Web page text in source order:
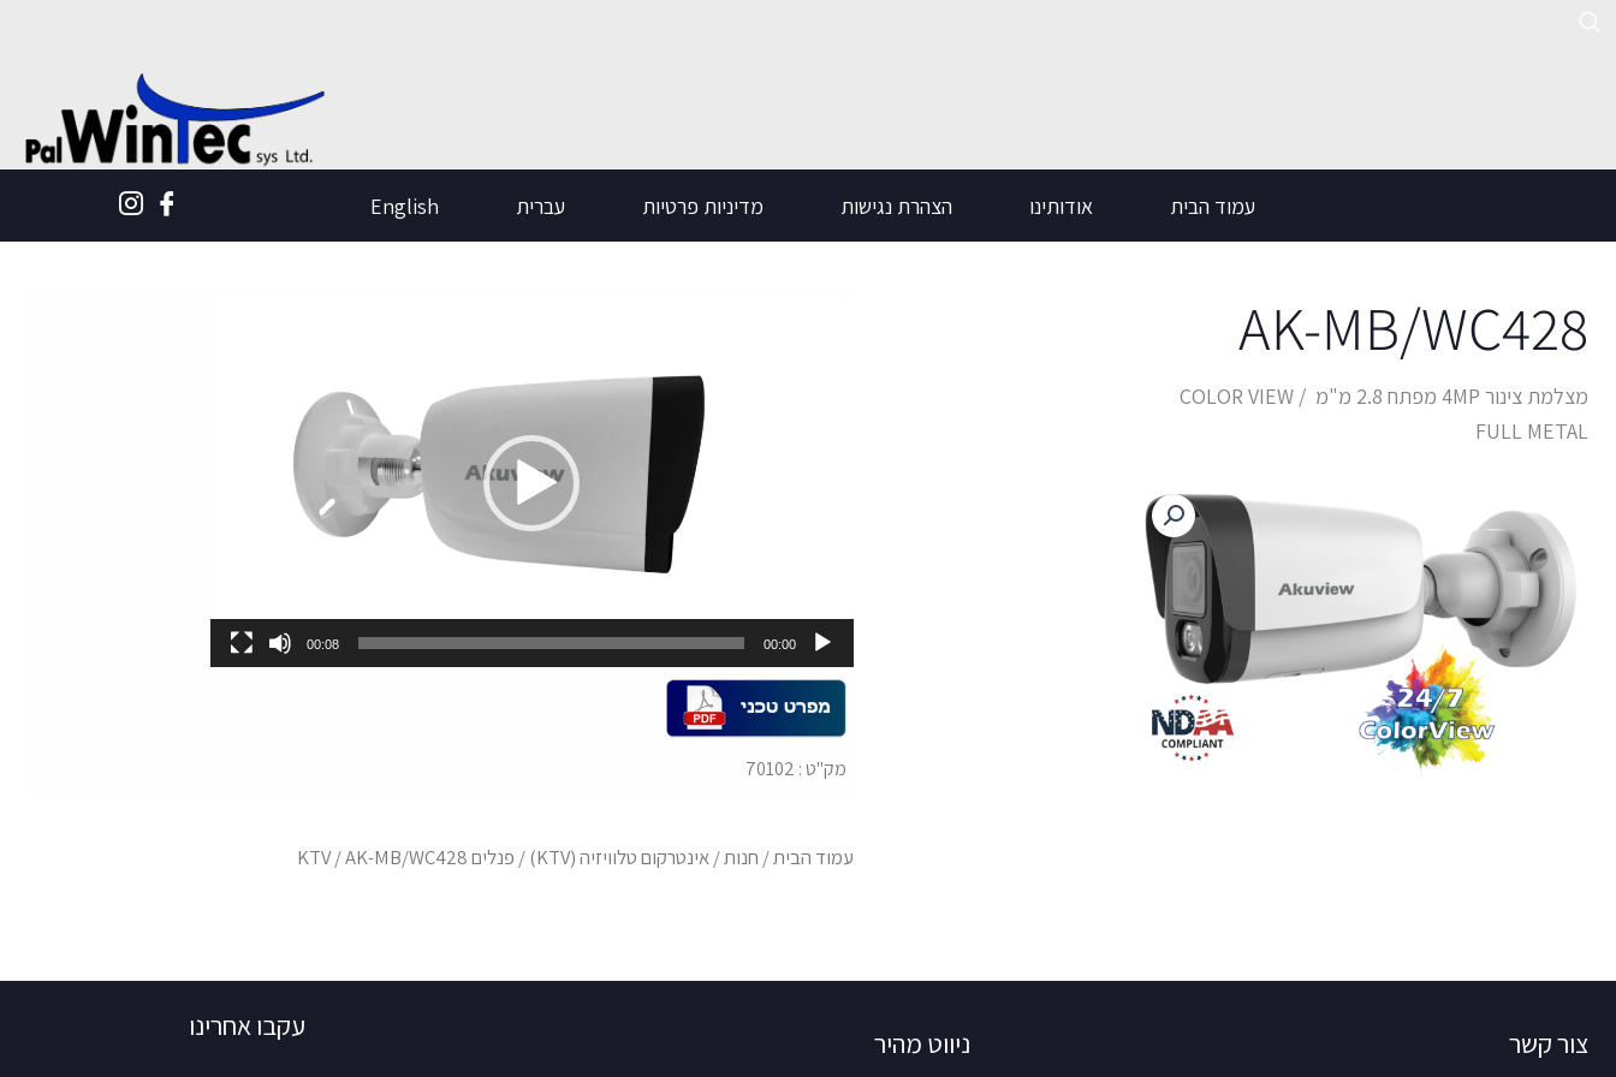
עמוד הבית אודותינו הצהרת נגישות מדיניות פרטיות עברית English
AK-MB/WC428
מצלמת צינור 4MP מפתח 2.8 מ"מ COLOR VIEW /
FULL METAL
00:00
00:08
מק"ט : 70102
עמוד הבית/ חנות/אינטרקום טלוויזיה (KTV) / פנלים KTV/ AK-MB/WC428
צור קשר ניווט מהיר
עקבו אחרינו